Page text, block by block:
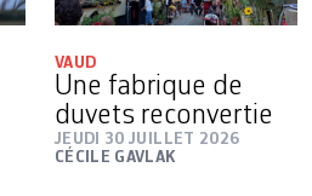
VAUD
Une fabrique de
duvets reconvertie
JEUDI 30 JUILLET 2026
CÉCILE GAVLAK